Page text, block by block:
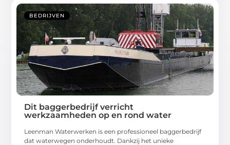
BEDRIJVEN
Dit baggerbedrijf verricht
werkzaamheden op en rond water
Leenman Waterwerken is een professioneel baggerbedrijf
dat waterwegen onderhoudt. Dankzij het unieke